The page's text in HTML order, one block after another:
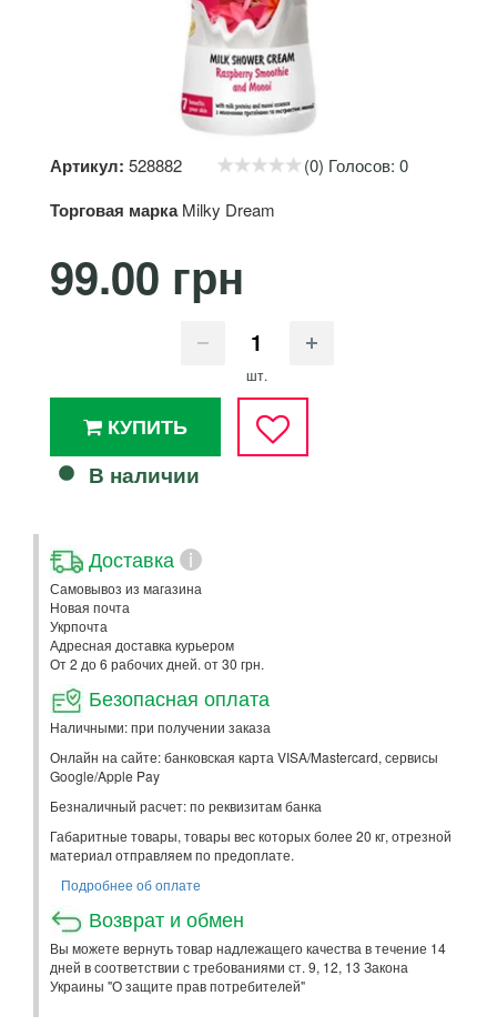
Артикул: 528882 (0) Голосов: 0
Торговая марка Milky Dream
99.00 грн
шт.
КУПИТЬ
В наличии
Доставка i
Самовывоз из магазина
Новая почта
Укрпочта
Адресная доставка курьером
От 2 до 6 рабочих дней. от 30 грн.
Безопасная оплата
Наличными: при получении заказа
Онлайн на сайте: банковская карта VISA/Mastercard, сервисы
Google/Apple Pay
Безналичный расчет: по реквизитам банка
Габаритные товары, товары вес которых более 20 кг, отрезной
материал отправляем по предоплате.
Подробнее об оплате
Возврат и обмен
Вы можете вернуть товар надлежащего качества в течение 14
дней в соответствии с требованиями ст. 9, 12, 13 Закона
Украины "О защите прав потребителей"